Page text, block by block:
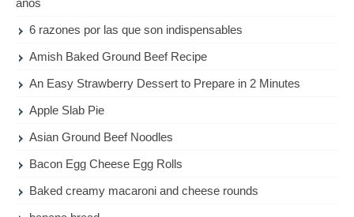
años
6 razones por las que son indispensables
Amish Baked Ground Beef Recipe
An Easy Strawberry Dessert to Prepare in 2 Minutes
Apple Slab Pie
Asian Ground Beef Noodles
Bacon Egg Cheese Egg Rolls
Baked creamy macaroni and cheese rounds